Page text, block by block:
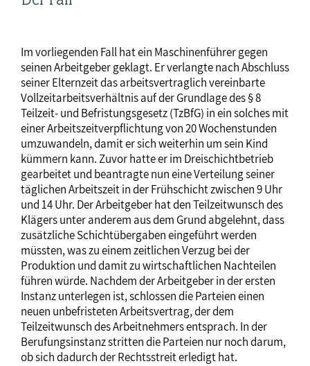
Im vorliegenden Fall hat ein Maschinenführer gegen
seinen Arbeitgeber geklagt. Er verlangte nach Abschluss
seiner Elternzeit das arbeitsvertraglich vereinbarte
Vollzeitarbeitsverhältnis auf der Grundlage des § 8
Teilzeit- und Befristungsgesetz (TzBfG) in ein solches mit
einer Arbeitszeitverpflichtung von 20 Wochenstunden
umzuwandeln, damit er sich weiterhin um sein Kind
kümmern kann. Zuvor hatte er im Dreischichtbetrieb
gearbeitet und beantragte nun eine Verteilung seiner
täglichen Arbeitszeit in der Frühschicht zwischen 9 Uhr
und 14 Uhr. Der Arbeitgeber hat den Teilzeitwunsch des
Klägers unter anderem aus dem Grund abgelehnt, dass
zusätzliche Schichtübergaben eingeführt werden
müssten, was zu einem zeitlichen Verzug bei der
Produktion und damit zu wirtschaftlichen Nachteilen
führen würde. Nachdem der Arbeitgeber in der ersten
Instanz unterlegen ist, schlossen die Parteien einen
neuen unbefristeten Arbeitsvertrag, der dem
Teilzeitwunsch des Arbeitnehmers entsprach. In der
Berufungsinstanz stritten die Parteien nur noch darum,
ob sich dadurch der Rechtsstreit erledigt hat.